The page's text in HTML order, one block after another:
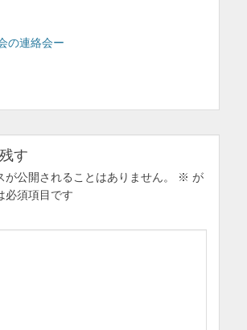
の連絡会ー
す
が公開されることはありません。 ※ が
必須項目です